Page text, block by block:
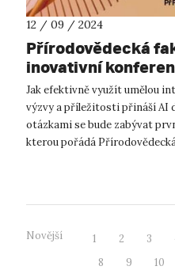
12 / 09 / 2024
Přírodovědecká
inovativní
inteligenci ve
Jak efektivně využít umělou
výzvy a příležitosti přináší AI
otázkami se bude zabývat
kterou pořádá
Novější 1 2 3
8
9 10